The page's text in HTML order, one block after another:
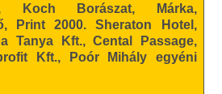
Koch Borászat, Márka,
Print 2000. Sheraton Hotel,
Tanya Kft., Cental Passage,
Kft., Poór Mihály egyéni